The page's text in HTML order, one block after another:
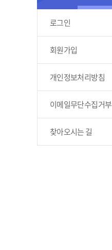
로그인
회원가입
개인정보처리방침
이메일무단수집거부
찾아오시는 길